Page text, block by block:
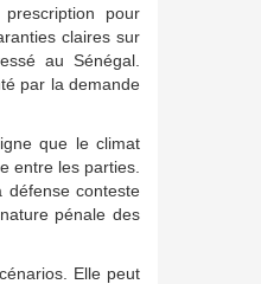
pour
claires sur
au Sénégal.
par la demande
que le climat
entre les parties.
défense conteste
pénale des
Elle peut